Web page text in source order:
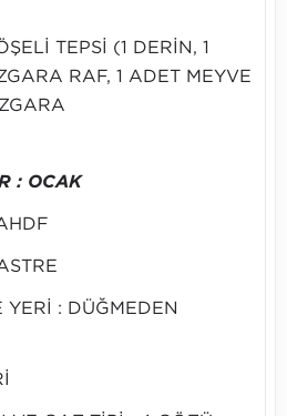
TEPSİ (1 DERİN, 1
RAF, 1 ADET MEYVE
: OCAK
: DÜĞMEDEN